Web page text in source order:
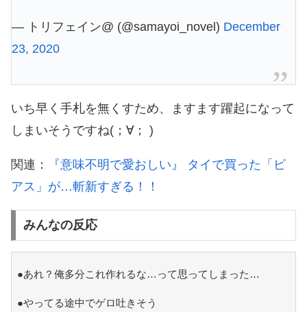
— トリフェイン@ (@samayoi_novel) December
23, 2020
いち早く手札を無くすため、ますます躍起になって
しまいそうですね(；∀； )
関連：
『意味不明で愛おしい』 タイで買った「ピ
アス」が…斬新すぎる！！
みんなの反応
●あれ？俺多分これ作れるな…って思ってしまった…
●やってる途中でゲロ吐きそう